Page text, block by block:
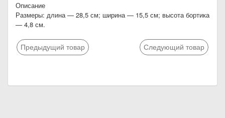
Описание
Размеры: длина — 28,5 см; ширина — 15,5 см; высота бортика
— 4,8 см.
Предыдущий товар Следующий товар